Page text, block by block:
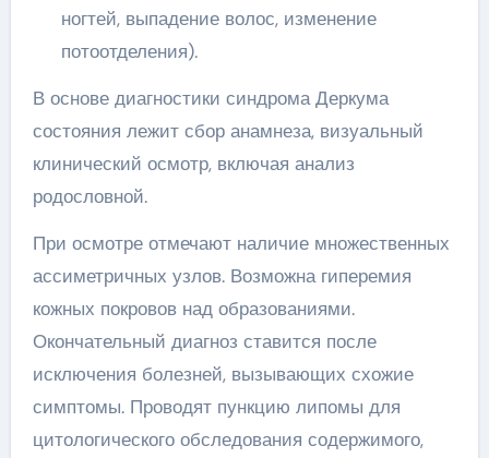
ногтей, выпадение волос, изменение
потоотделения).
В основе диагностики синдрома Деркума
состояния лежит сбор анамнеза, визуальный
клинический осмотр, включая анализ
родословной.
При осмотре отмечают наличие множественных
ассиметричных узлов. Возможна гиперемия
кожных покровов над образованиями.
Окончательный диагноз ставится после
исключения болезней, вызывающих схожие
симптомы. Проводят пункцию липомы для
цитологического обследования содержимого,